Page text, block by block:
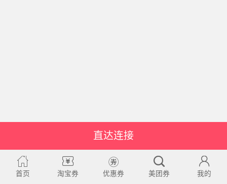
直达连接
首页 淘宝券 优惠券 美团券 我的